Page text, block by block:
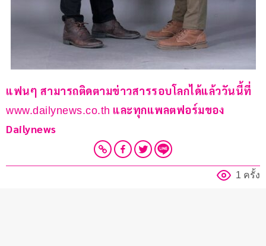
แฟนๆ สามารถติดตามข่าวสารรอบโลกได้แล้ววันนี้ที่
www.dailynews.co.th และทุกแพลตฟอร์มของ
Dailynews
1 ครั้ง